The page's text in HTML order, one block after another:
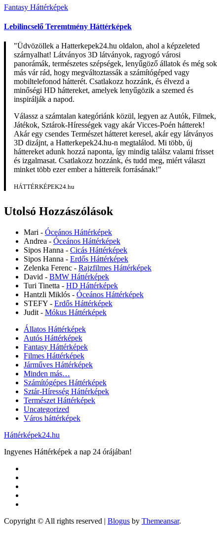
Fantasy Háttérképek
Lebilincselő Teremtmény Háttérképek
"Üdvözöllek a Hatterkepek24.hu oldalon, ahol a képzeleted
szárnyalhat! Látványos 3D látványok, ragyogó városi
panorámák, természetes szépségek, lenyűgöző állatok és még sok
más vár rád, hogy megváltoztassák a számítógéped vagy
mobiltelefonod hátterét. Csatlakozz hozzánk, és élvezd a
minőségi HD háttereket, amelyek lenyűgözik a szemed és
inspirálják a napod.
Válassz a számtalan kategóriánk közül, legyen az Autók, Filmek,
Játékok, Sztárok-Hírességek vagy akár Vicces-Poén hátterek!
Akár egy csendes Természet hátteret keresel, akár egy látványos
3D dizájnt, a Hatterkepek24.hu-n megtalálod. Mi több, új
háttereket adunk hozzá naponta, így mindig találsz valami frisset
és izgalmasat. Csatlakozz hozzánk, és tudd meg, miért választ
minket több ezer ember a háttereik forrásának!"
HÁTTÉRKÉPEK24.hu
Utolsó Hozzászólások
Mari - Óceános Háttérképek
Andrea - Óceános Háttérképek
Sipos Hanna - Cicás Háttérképek
Sipos Hanna - Erdős Háttérképek
Zelenka Ferenc - Rajzfilmes Háttérképek
David - BMW Háttérképek
Turi Tinetta - HD Háttérképek
Hantzli Miklós - Óceános Háttérképek
STEFY - Erdős Háttérképek
Judit - Mókus Háttérképek
Állatos Háttérképek
Autós Háttérképek
Fantasy Háttérképek
Filmes Háttérképek
Járműves Háttérképek
Minden más…
Számítógépes Háttérképek
Sztár-Híresség Háttérképek
Természet Háttérképek
Uncategorized
Város háttérképek
Háttérképek24.hu
Ingyenes Háttérképek a nap 24 órájában!
Copyright © All rights reserved | Blogus by Themeansar.